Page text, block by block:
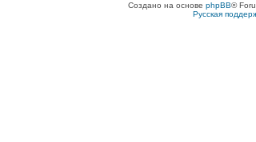
Создано на основе phpBB®
Русская